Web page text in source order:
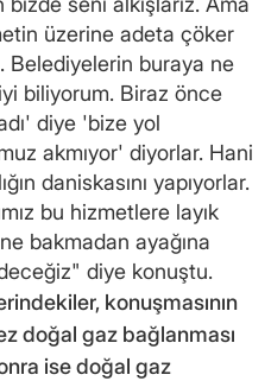
üzerine adeta çöker
Belediyelerin buraya ne
iyi biliyorum. Biraz önce
diye 'bize yol
akmıyor' diyorlar. Hani
daniskasını yapıyorlar.
bu hizmetlere layık
bakmadan ayağına
diye konuştu.
konuşmasının
doğal gaz bağlanması
ise doğal gaz